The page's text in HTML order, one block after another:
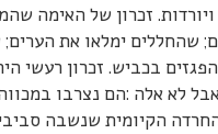
זכרון של האימה
שהחללים ימלאו את
בכביש. זכרון רעשי
לא אלה :הם נצרבו
הקיומית שנשבה